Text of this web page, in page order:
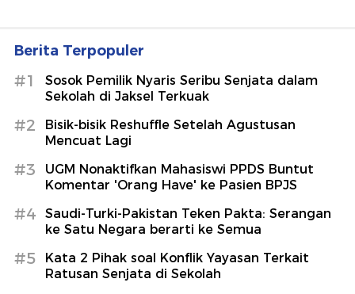
Berita Terpopuler
#1
Sosok Pemilik Nyaris Seribu Senjata dalam
Sekolah di Jaksel Terkuak
#2
Bisik-bisik Reshuffle Setelah Agustusan
Mencuat Lagi
#3
UGM Nonaktifkan Mahasiswi PPDS Buntut
Komentar 'Orang Have' ke Pasien BPJS
#4
Saudi-Turki-Pakistan Teken Pakta: Serangan
ke Satu Negara berarti ke Semua
#5
Kata 2 Pihak soal Konflik Yayasan Terkait
Ratusan Senjata di Sekolah